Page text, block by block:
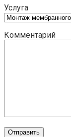
Услуга
Комментарий